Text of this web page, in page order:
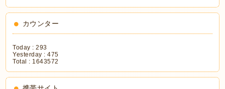
カウンター
Today :293
Yesterday :475
Total : 1643572